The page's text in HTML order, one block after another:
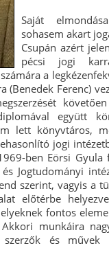
Saját
sohasem akart
Csupán azért
pécsi jogi
a
(Benedek Ferenc)
együtt
lett könyvtáros,
jogi
ben Eörsi Gyula
Jogtudományi
szerint, vagyis a
előtérbe
fontos
munkáira
szerzők és